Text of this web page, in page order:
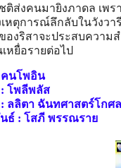
ติส่งคนมายิงภาดล เพ
เหตุการณ์ลึกลับในวังว
องริสาจะประสบความ
หยื่อรายต่อไป
คนโพอิน
โพลีพลัส
ลลิตา ฉันทศาสตร์โกศล
ธ์ : โสภี พรรณราย